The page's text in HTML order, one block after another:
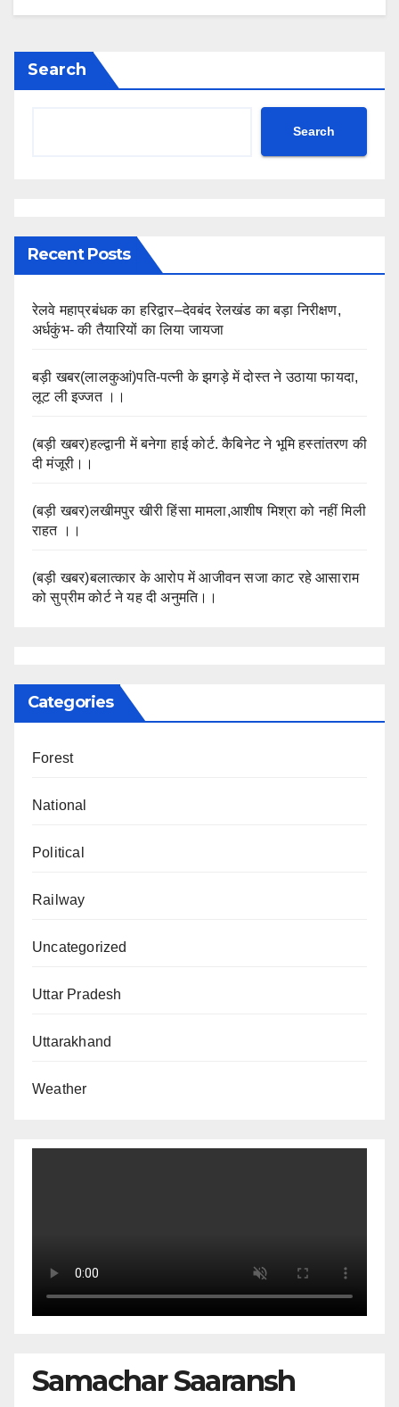
Search
Search
Recent Posts
रेलवे महाप्रबंधक का हरिद्वार–देवबंद रेलखंड का बड़ा निरीक्षण,
अर्धकुंभ- की तैयारियों का लिया जायजा
बड़ी खबर(लालकुआं)पति-पत्नी के झगड़े में दोस्त ने उठाया फायदा,
लूट ली इज्जत ।।
(बड़ी खबर)हल्द्वानी में बनेगा हाई कोर्ट. कैबिनेट ने भूमि हस्तांतरण की
दी मंजूरी।।
(बड़ी खबर)लखीमपुर खीरी हिंसा मामला,आशीष मिश्रा को नहीं मिली
राहत ।।
(बड़ी खबर)बलात्कार के आरोप में आजीवन सजा काट रहे आसाराम
को सुप्रीम कोर्ट ने यह दी अनुमति।।
Categories
Forest
National
Political
Railway
Uncategorized
Uttar Pradesh
Uttarakhand
Weather
Samachar Saaransh